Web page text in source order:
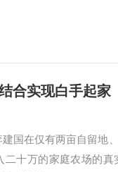
合实现白手起家
国在仅有两亩自留地
二十万的家庭农场的